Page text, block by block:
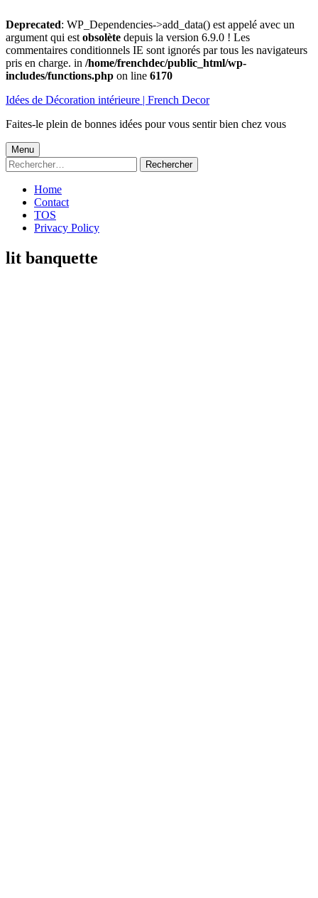
Deprecated: WP_Dependencies->add_data() est appelé avec un
argument qui est obsolète depuis la version 6.9.0 ! Les
commentaires conditionnels IE sont ignorés par tous les navigateurs
pris en charge. in /home/frenchdec/public_html/wp-
includes/functions.php on line 6170
au
Idées de Décoration intérieure | French Decor
Faites-le plein de bonnes idées pour vous sentir bien chez vous
Menu
principal
Menu
Rechercher :
Home
Contact
TOS
Privacy Policy
lit banquette